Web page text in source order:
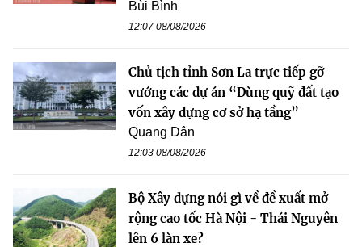
Bùi Bình
12:07 08/08/2026
Chủ tịch tỉnh Sơn La trực tiếp gỡ
vướng các dự án “Dùng quỹ đất tạo
vốn xây dựng cơ sở hạ tầng”
Quang Dân
12:03 08/08/2026
Bộ Xây dựng nói gì về đề xuất mở
rộng cao tốc Hà Nội - Thái Nguyên
lên 6 làn xe?